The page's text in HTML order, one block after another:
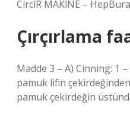
CirciR MAKİNE –
Çırçırlama
Madde 3 – A) Cinning: 1
pamuk lifin
pamuk çekirdeğin